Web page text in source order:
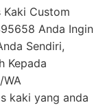
Custom
Anda Ingin
Sendiri,
Kepada
kaki yang anda